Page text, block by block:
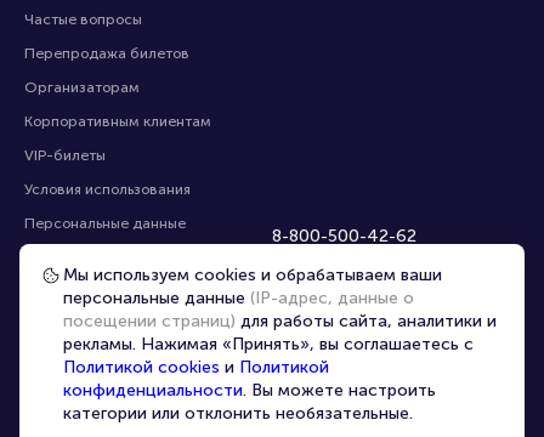
Частые вопросы
Перепродажа билетов
Организаторам
Корпоративным клиентам
VIP-билеты
Условия использования
Персональные данные
Контакты
Карта сайта
Управление cookies
8-800-500-42-62
info@portalbilet.ru
С 10:00 до 21:00,
звонок бесплатный
Все площадки
Главная | Смоленск
Мы используем cookies и обрабатываем ваши
персональные данные (IP-адрес, данные о
посещении страниц) для работы сайта, аналитики и
рекламы. Нажимая «Принять», вы соглашаетесь с
Политикой cookies и Политикой
конфиденциальности. Вы можете настроить
категории или отклонить необязательные.